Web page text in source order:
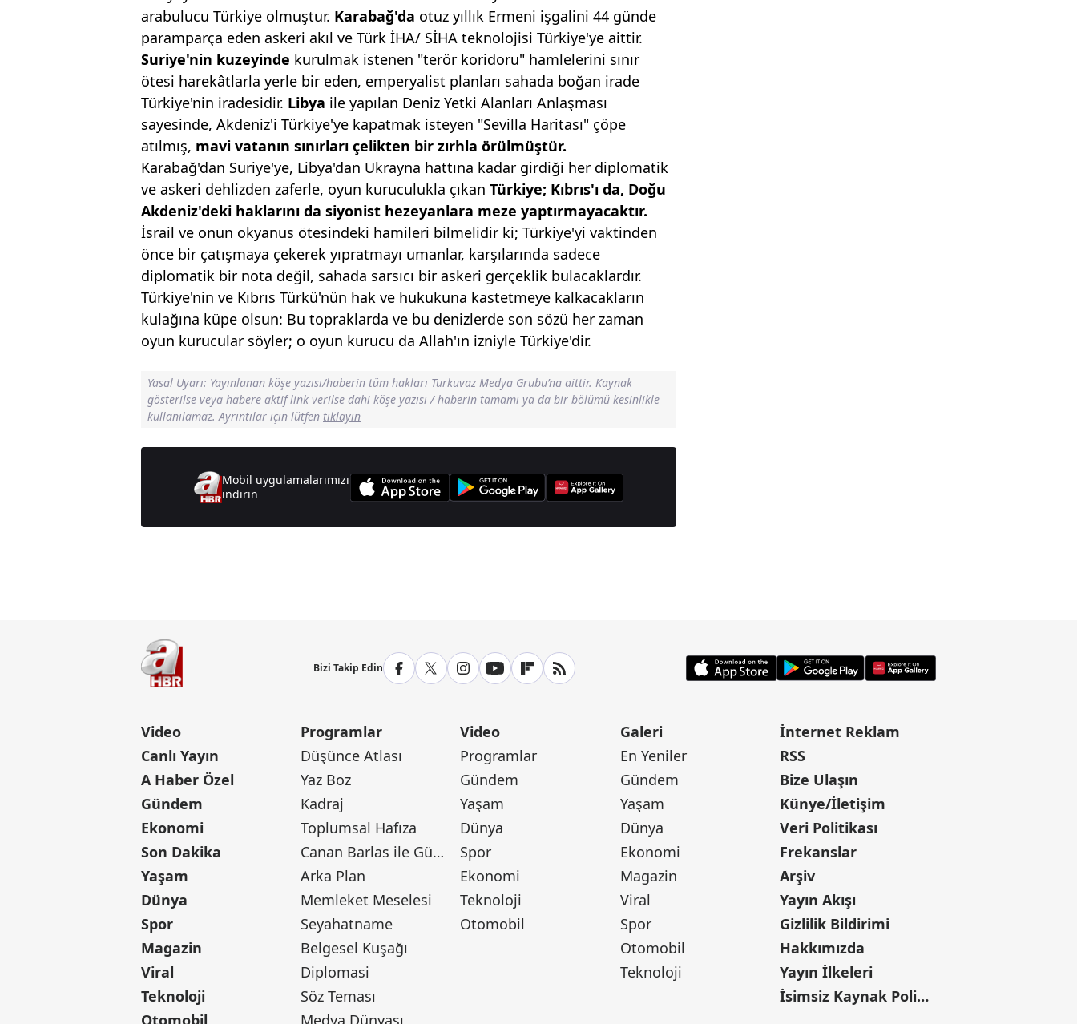
arabulucu Türkiye olmuştur. Karabağ'da otuz yıllık Ermeni işgalini 44 günde
paramparça eden askeri akıl ve Türk İHA/ SİHA teknolojisi Türkiye'ye aittir.
Suriye'nin kuzeyinde kurulmak istenen "terör koridoru" hamlelerini sınır
ötesi harekâtlarla yerle bir eden, emperyalist planları sahada boğan irade
Türkiye'nin iradesidir. Libya ile yapılan Deniz Yetki Alanları Anlaşması
sayesinde, Akdeniz'i Türkiye'ye kapatmak isteyen "Sevilla Haritası" çöpe
atılmış, mavi vatanın sınırları çelikten bir zırhla örülmüştür.
Karabağ'dan Suriye'ye, Libya'dan Ukrayna hattına kadar girdiği her diplomatik
ve askeri dehlizden zaferle, oyun kuruculukla çıkan Türkiye; Kıbrıs'ı da, Doğu
Akdeniz'deki haklarını da siyonist hezeyanlara meze yaptırmayacaktır.
İsrail ve onun okyanus ötesindeki hamileri bilmelidir ki; Türkiye'yi vaktinden
önce bir çatışmaya çekerek yıpratmayı umanlar, karşılarında sadece
diplomatik bir nota değil, sahada sarsıcı bir askeri gerçeklik bulacaklardır.
Türkiye'nin ve Kıbrıs Türkü'nün hak ve hukukuna kastetmeye kalkacakların
kulağına küpe olsun: Bu topraklarda ve bu denizlerde son sözü her zaman
oyun kurucular söyler; o oyun kurucu da Allah'ın izniyle Türkiye'dir.
Yasal Uyarı: Yayınlanan köşe yazısı/haberin tüm hakları Turkuvaz Medya Grubu’na aittir. Kaynak
gösterilse veya habere aktif link verilse dahi köşe yazısı / haberin tamamı ya da bir bölümü kesinlikle
kullanılamaz. Ayrıntılar için lütfen tıklayın
Mobil uygulamalarımızı
indirin
Bizi Takip Edin
Video
Canlı Yayın
A Haber Özel
Gündem
Ekonomi
Son Dakika
Yaşam
Dünya
Spor
Magazin
Viral
Teknoloji
Otomobil
Programlar
Düşünce Atlası
Yaz Boz
Kadraj
Toplumsal Hafıza
Canan Barlas ile Gündem
Arka Plan
Memleket Meselesi
Seyahatname
Belgesel Kuşağı
Diplomasi
Söz Teması
Medya Dünyası
Video
Programlar
Gündem
Yaşam
Dünya
Spor
Ekonomi
Teknoloji
Otomobil
Galeri
En Yeniler
Gündem
Yaşam
Dünya
Ekonomi
Magazin
Viral
Spor
Otomobil
Teknoloji
İnternet Reklam
RSS
Bize Ulaşın
Künye/İletişim
Veri Politikası
Frekanslar
Arşiv
Yayın Akışı
Gizlilik Bildirimi
Hakkımızda
Yayın İlkeleri
İsimsiz Kaynak Politikası